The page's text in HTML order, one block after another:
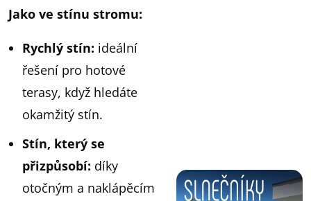
Jako ve stínu stromu:
Rychlý stín: ideální
řešení pro hotové
terasy, když hledáte
okamžitý stín.
Stín, který se
přizpůsobí: díky
otočným a naklápěcím